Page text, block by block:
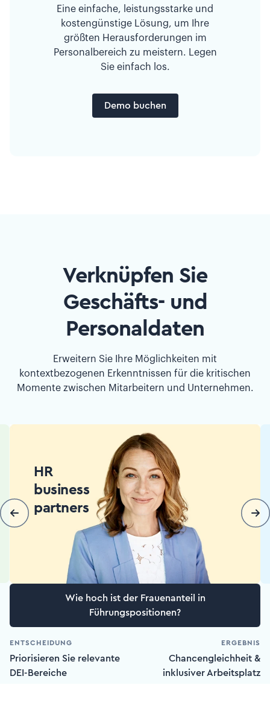
Eine einfache, leistungsstarke und
kostengünstige Lösung, um Ihre
größten Herausforderungen im
Personalbereich zu meistern. Legen
Sie einfach los.
Demo buchen
Verknüpfen Sie
Geschäfts- und
Personaldaten
Erweitern Sie Ihre Möglichkeiten mit
kontextbezogenen Erkenntnissen für die kritischen
Momente zwischen Mitarbeitern und Unternehmen.
HR
business
partners
Wie hoch ist der Frauenanteil in
Führungspositionen?
ENTSCHEIDUNG
Priorisieren Sie relevante
DEI-Bereiche
ERGEBNIS
Chancengleichheit &
inklusiver Arbeitsplatz